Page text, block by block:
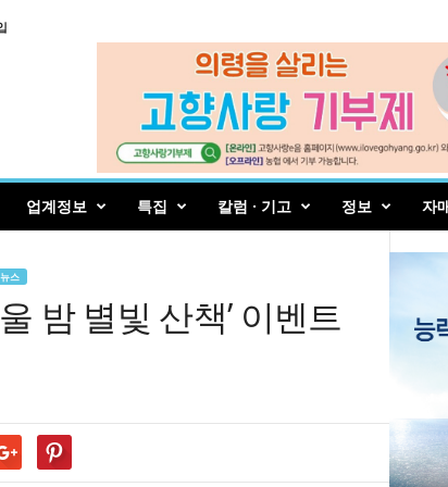
업계정보 특집 칼럼 · 기고 정보 자
스
밤 별빛 산책’ 이벤트